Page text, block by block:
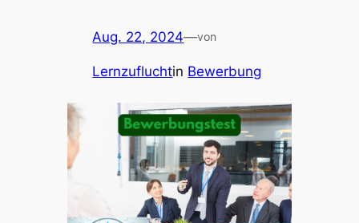
Aug. 22, 2024—von
Lernzufluchtin Bewerbung